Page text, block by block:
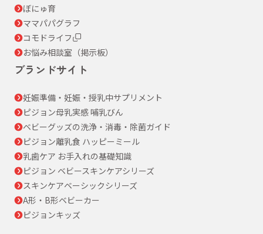
ぼにゅ育
ママパパグラフ
コモドライフ
お悩み相談室（掲示板）
ブランドサイト
妊娠準備・妊娠・授乳中サプリメント
ピジョン母乳実感 哺乳びん
ベビーグッズの洗浄・消毒・除菌ガイド
ピジョン離乳食 ハッピーミール
乳歯ケア お手入れの基礎知識
ピジョン ベビースキンケアシリーズ
スキンケアベーシックシリーズ
A形・B形ベビーカー
ピジョンキッズ